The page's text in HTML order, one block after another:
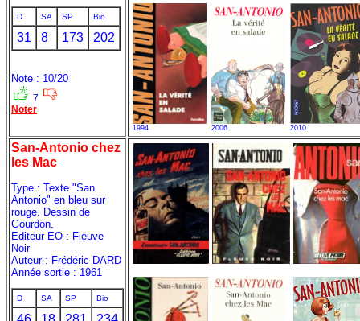
D SA SP Bio
31 8 173 202
Note : 10/20
7
Noter
1994 2006 2010
San-Antonio chez
les Mac
Type : Texte "San
Antonio" en bleu sur
rouge. Dessin de
Gourdon.
Editeur EO : Fleuve
Noir
Auteur : Frédéric DARD
Année sortie : 1961
D SA SP Bio